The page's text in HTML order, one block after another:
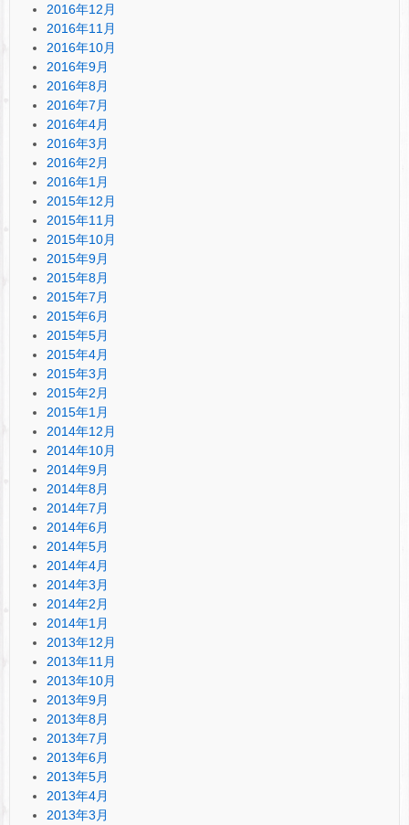
2016年12月
2016年11月
2016年10月
2016年9月
2016年8月
2016年7月
2016年4月
2016年3月
2016年2月
2016年1月
2015年12月
2015年11月
2015年10月
2015年9月
2015年8月
2015年7月
2015年6月
2015年5月
2015年4月
2015年3月
2015年2月
2015年1月
2014年12月
2014年10月
2014年9月
2014年8月
2014年7月
2014年6月
2014年5月
2014年4月
2014年3月
2014年2月
2014年1月
2013年12月
2013年11月
2013年10月
2013年9月
2013年8月
2013年7月
2013年6月
2013年5月
2013年4月
2013年3月